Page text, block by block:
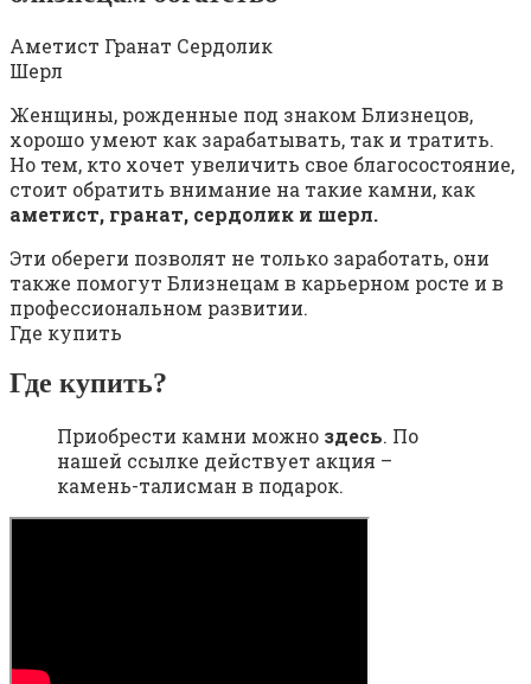
Аметист Гранат Сердолик
Шерл
Женщины, рожденные под знаком Близнецов,
хорошо умеют как зарабатывать, так и тратить.
Но тем, кто хочет увеличить свое благосостояние,
стоит обратить внимание на такие камни, как
аметист, гранат, сердолик и шерл.
Эти обереги позволят не только заработать, они
также помогут Близнецам в карьерном росте и в
профессиональном развитии.
Где купить
Где купить?
Приобрести камни можно здесь. По
нашей ссылке действует акция –
камень-талисман в подарок.